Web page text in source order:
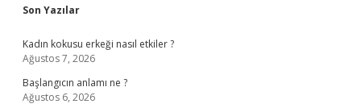
Sidebar
Son Yazılar
Kadın kokusu erkeği nasıl etkiler ?
Ağustos 7, 2026
Başlangıcın anlamı ne ?
Ağustos 6, 2026